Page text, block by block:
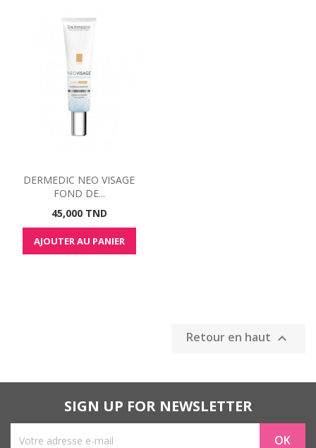
DERMEDIC NEO VISAGE
FOND DE...
Prix
45,000 TND
AJOUTER AU PANIER
Retour en haut 
SIGN UP FOR NEWSLETTER